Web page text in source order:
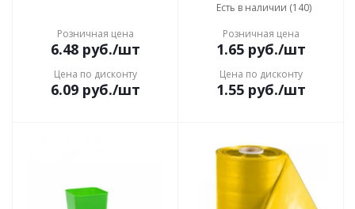
Розничная цена
6.48руб./шт
Цена по дисконту
6.09руб./шт
Есть в наличии (140)
Розничная цена
1.65руб./шт
Цена по дисконту
1.55руб./шт